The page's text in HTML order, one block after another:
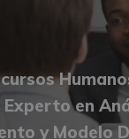
en
y Modelo